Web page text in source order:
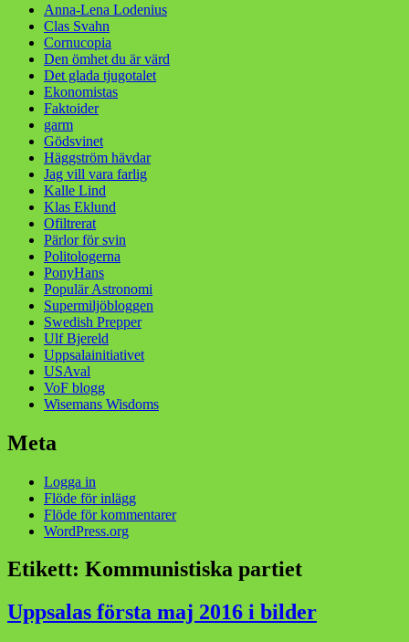
Anna-Lena Lodenius
Clas Svahn
Cornucopia
Den ömhet du är värd
Det glada tjugotalet
Ekonomistas
Faktoider
garm
Gödsvinet
Häggström hävdar
Jag vill vara farlig
Kalle Lind
Klas Eklund
Ofiltrerat
Pärlor för svin
Politologerna
PonyHans
Populär Astronomi
Supermiljöbloggen
Swedish Prepper
Ulf Bjereld
Uppsalainitiativet
USAval
VoF blogg
Wisemans Wisdoms
Meta
Logga in
Flöde för inlägg
Flöde för kommentarer
WordPress.org
Etikett: Kommunistiska partiet
Uppsalas första maj 2016 i bilder